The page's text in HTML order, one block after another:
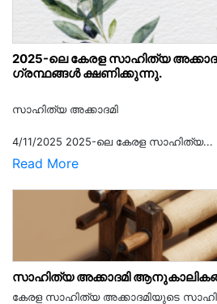
2025-ലെ കേരള സാഹിത്യ
ഗ്രന്ഥങ്ങൾ ക്ഷണിക്കുന്നു.
സാഹിത്യ അക്കാദമി
4/11/2025 2025-ലെ കേരള സാഹിത്യ...
Read More
സാഹിത്യ അക്കാദമി
കേരള സാഹിത്യ അക്കാദമിയുടെ